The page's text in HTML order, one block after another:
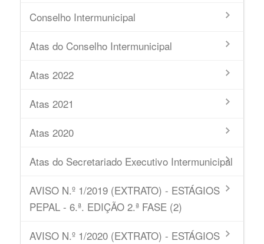
Conselho Intermunicipal
Atas do Conselho Intermunicipal
Atas 2022
Atas 2021
Atas 2020
Atas do Secretariado Executivo Intermunicipal
AVISO N.º 1/2019 (EXTRATO) - ESTÁGIOS
PEPAL - 6.ª. EDIÇÃO 2.ª FASE (2)
AVISO N.º 1/2020 (EXTRATO) - ESTÁGIOS